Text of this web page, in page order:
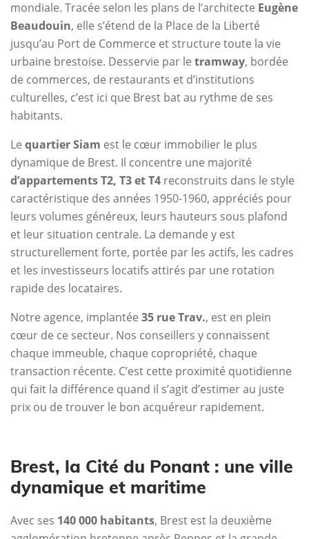
mondiale. Tracée selon les plans de l’architecte Eugène
Beaudouin, elle s’étend de la Place de la Liberté
jusqu’au Port de Commerce et structure toute la vie
urbaine brestoise. Desservie par le tramway, bordée
de commerces, de restaurants et d’institutions
culturelles, c’est ici que Brest bat au rythme de ses
habitants.
Le quartier Siam est le cœur immobilier le plus
dynamique de Brest. Il concentre une majorité
d’appartements T2, T3 et T4 reconstruits dans le style
caractéristique des années 1950-1960, appréciés pour
leurs volumes généreux, leurs hauteurs sous plafond
et leur situation centrale. La demande y est
structurellement forte, portée par les actifs, les cadres
et les investisseurs locatifs attirés par une rotation
rapide des locataires.
Notre agence, implantée 35 rue Trav., est en plein
cœur de ce secteur. Nos conseillers y connaissent
chaque immeuble, chaque copropriété, chaque
transaction récente. C’est cette proximité quotidienne
qui fait la différence quand il s’agit d’estimer au juste
prix ou de trouver le bon acquéreur rapidement.
Brest, la Cité du Ponant : une ville
dynamique et maritime
Avec ses 140 000 habitants, Brest est la deuxième